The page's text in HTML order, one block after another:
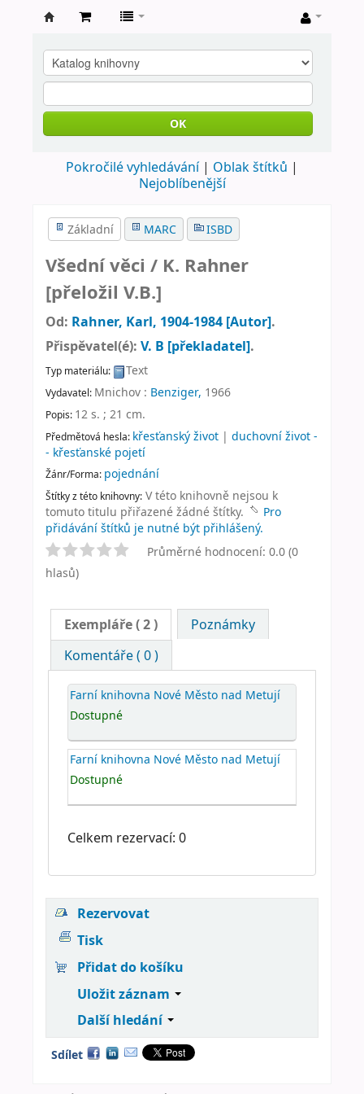
knihovna
Nové
Město
Metují
OK
Pokročilé vyhledávání
Oblak štítků
Nejoblíbenější
Základní MARC ISBD
Všední věci / K. Rahner
[přeložil V.B.]
Od: Rahner, Karl, 1904-1984 [Autor].
Přispěvatel(é): V. B [překladatel].
Typ materiálu: Text
Vydavatel: Mnichov : Benziger, 1966
Popis: 12 s. ; 21 cm.
Předmětová hesla: křesťanský život | duchovní život -
- křesťanské pojetí
Žánr/Forma: pojednání
Štítky z této knihovny: V této knihovně nejsou k
tomuto titulu přiřazené žádné štítky.
Pro
přidávání štítků je nutné být přihlášený.
Průměrné hodnocení: 0.0 (0
hlasů)
Exempláře( 2 )
Poznámky
Komentáře ( 0 )
Farní knihovna Nové Město nad Metují
Dostupné
Farní knihovna Nové Město nad Metují
Dostupné
Celkem rezervací: 0
Rezervovat
Tisk
Přidat do košíku
Uložit záznam
Další hledání
Sdílet